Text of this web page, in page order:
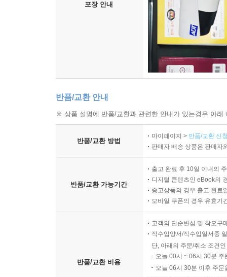
포장 안내
반품/교환 안내
※ 상품 설명에 반품/교환과 관련한 안내가 있는경우 아
반품/교환 방법
마이페이지 > 반품/교환 신
판매자 배송 상품은 판매자
반품/교환 가능기간
출고 완료 후 10일 이내의
디지털 콘텐츠인 eBook의
중고상품의 경우 출고 완료
모바일 쿠폰의 경우 유효기
반품/교환 비용
고객의 단순변심 및 착오구
직수입양서/직수입일서중
단, 아래의 주문/취소 조건
오늘 00시 ~ 06시 30분
오늘 06시 30분 이후 주